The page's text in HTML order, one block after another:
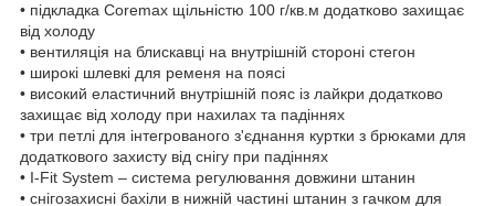
• підкладка Coremax щільністю 100 г/кв.м додатково захищає
від холоду
• вентиляція на блискавці на внутрішній стороні стегон
• широкі шлевкі для ременя на поясі
• високий еластичний внутрішній пояс із лайкри додатково
захищає від холоду при нахилах та падіннях
• три петлі для інтегрованого з'єднання куртки з брюками для
додаткового захисту від снігу при падіннях
• I-Fit System – система регулювання довжини штанин
• снігозахисні бахіли в нижній частині штанин з гачком для